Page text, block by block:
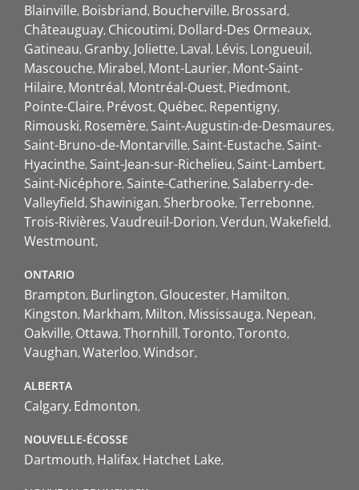
Blainville Boisbriand Boucherville Brossard
Châteauguay Chicoutimi Dollard-Des Ormeaux
Gatineau Granby Joliette Laval Lévis Longueuil
Mascouche Mirabel Mont-Laurier Mont-Saint-
Hilaire Montréal Montréal-Ouest Piedmont
Pointe-Claire Prévost Québec Repentigny
Rimouski Rosemère Saint-Augustin-de-Desmaures
Saint-Bruno-de-Montarville Saint-Eustache Saint-
Hyacinthe Saint-Jean-sur-Richelieu Saint-Lambert
Saint-Nicéphore Sainte-Catherine Salaberry-de-
Valleyfield Shawinigan Sherbrooke Terrebonne
Trois-Rivières Vaudreuil-Dorion Verdun Wakefield
Westmount
ONTARIO
Brampton Burlington Gloucester Hamilton
Kingston Markham Milton Mississauga Nepean
Oakville Ottawa Thornhill Toronto Toronto
Vaughan Waterloo Windsor
ALBERTA
Calgary Edmonton
NOUVELLE-ÉCOSSE
Dartmouth Halifax Hatchet Lake